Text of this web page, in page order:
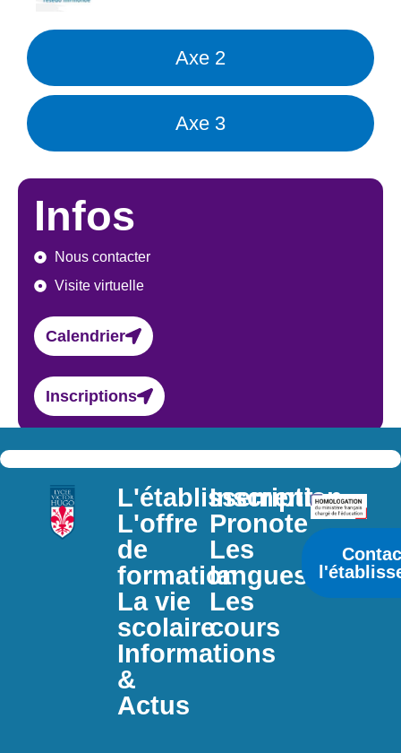
Axe 2
Axe 3
Infos
Nous contacter
Visite virtuelle
Calendrier
Inscriptions
L'établissement
L'offre
de
formation
La vie
scolaire
Informations
&
Actus
Inscription
Pronote
Les
langues
Les
cours